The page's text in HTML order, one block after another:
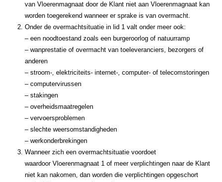
van Vloerenmagnaat door de Klant niet aan Vloerenmagnaat kan
worden toegerekend wanneer er sprake is van overmacht.
Onder de overmachtsituatie in lid 1 valt onder meer ook:
– een noodtoestand zoals een burgeroorlog of natuurramp
– wanprestatie of overmacht van toeleveranciers, bezorgers of
anderen
– stroom-, elektriciteits- internet-, computer- of telecomstoringen
– computer­virussen
– stakingen
– overheidsmaatregelen
– vervoersproblemen
– slechte weersomstandigheden
– werkonderbrekingen
Wanneer zich een overmachtsituatie voordoet
waardoor Vloerenmagnaat 1 of meer verplichtingen naar de Klant
niet kan nakomen, dan worden die verplichtingen opgeschort